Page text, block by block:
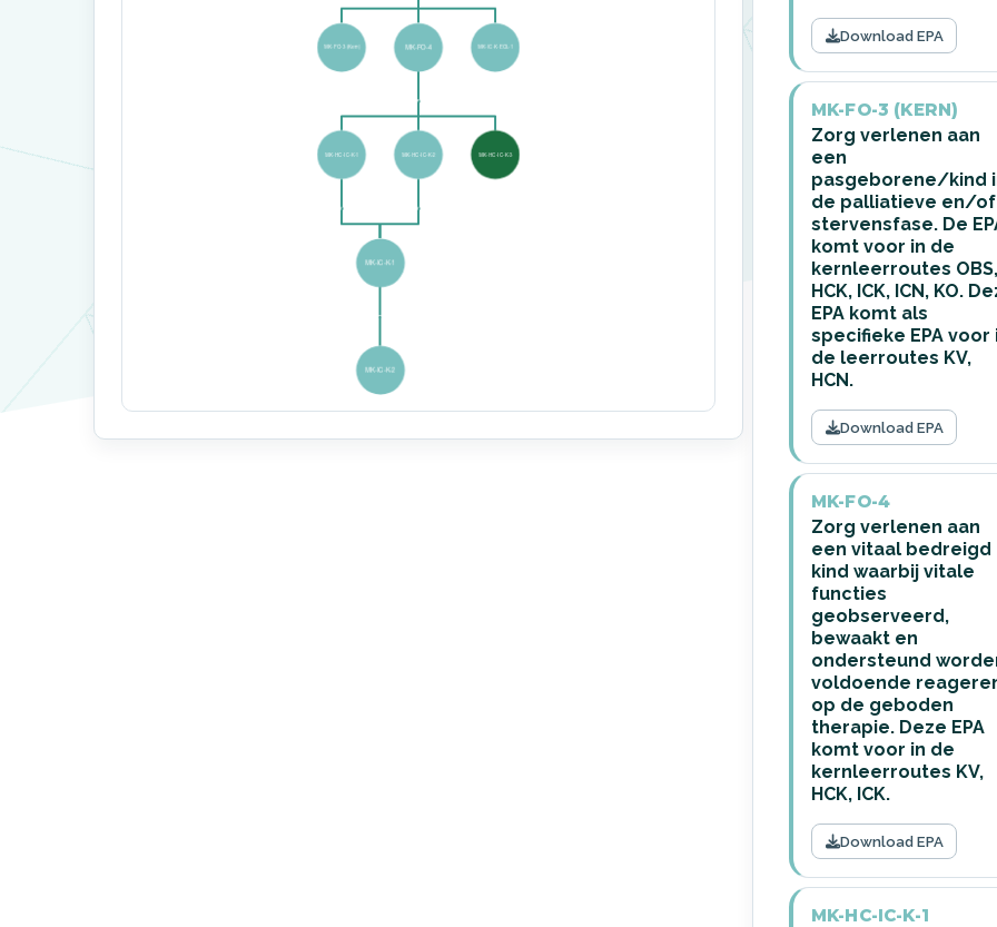
Download EPA
MK-FO-3 (KERN)
Zorg verlenen aan
een
pasgeborene/kind
de palliatieve en/of
stervensfase. De
komt voor in de
kernleerroutes OBS,
HCK, ICK, ICN, KO.
EPA komt als
specifieke EPA voor
de leerroutes KV,
HCN.
Download EPA
MK-FO-4
Zorg verlenen aan
een vitaal bedreigd
kind waarbij vitale
functies
geobserveerd,
bewaakt en
ondersteund
voldoende
op de geboden
therapie. Deze EPA
komt voor in de
kernleerroutes KV,
HCK, ICK.
Download EPA
MK-HC-IC-K-1